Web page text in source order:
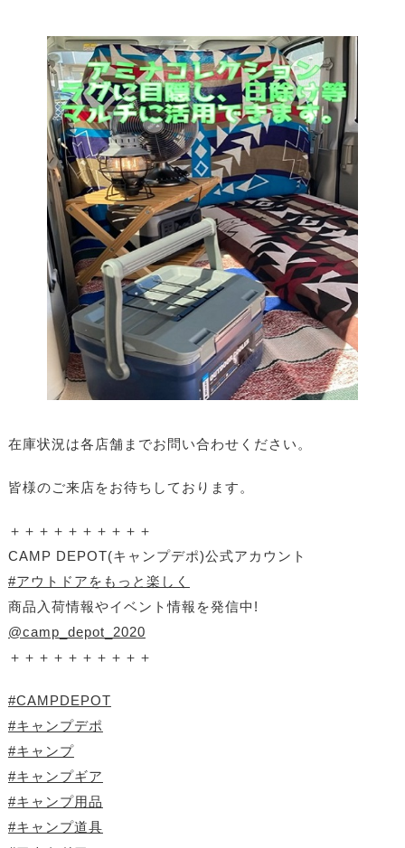
在庫状況は各店舗までお問い合わせください。
皆様のご来店をお待ちしております。
＋＋＋＋＋＋＋＋＋＋
CAMP DEPOT(キャンプデポ)公式アカウント
#アウトドアをもっと楽しく
商品入荷情報やイベント情報を発信中!
@camp_depot_2020
＋＋＋＋＋＋＋＋＋＋
#CAMPDEPOT
#キャンプデポ
#キャンプ
#キャンプギア
#キャンプ用品
#キャンプ道具